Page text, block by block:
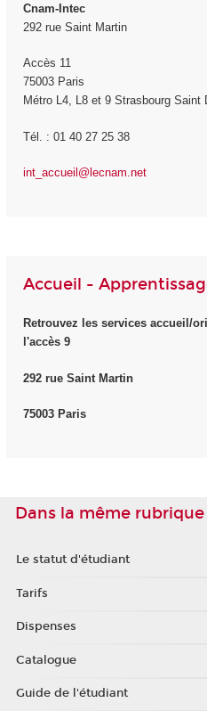
Cnam-Intec
292 rue Saint Martin
Accès 11
75003 Paris
Métro L4, L8 et 9 Strasbourg Saint
Tél. : 01 40 27 25 38
int_accueil@lecnam.net
Accueil -
Retrouvez les services accueil/
l'accès 9
292 rue Saint Martin
75003 Paris
Dans la même rubrique
Le statut d'étudiant
Tarifs
Dispenses
Catalogue
Guide de l'étudiant